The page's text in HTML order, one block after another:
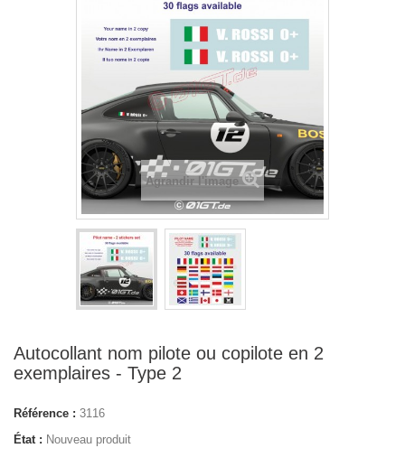
Agrandir l'image
Autocollant nom pilote ou copilote en 2
exemplaires - Type 2
Référence : 3116
État : Nouveau produit